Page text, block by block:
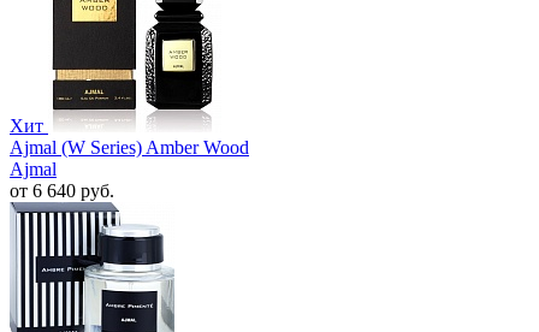
Хит
Ajmal (W Series) Amber Wood
Ajmal
от 6 640 руб.